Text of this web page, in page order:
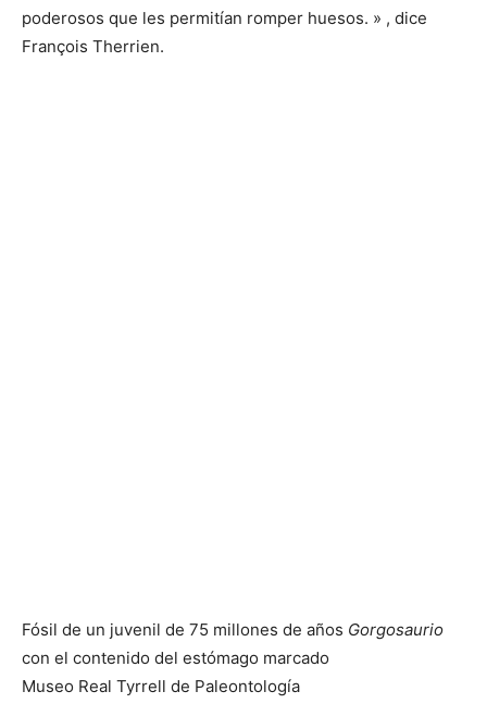
poderosos que les permitían romper huesos. » , dice
François Therrien.
Fósil de un juvenil de 75 millones de años Gorgosaurio
con el contenido del estómago marcado
Museo Real Tyrrell de Paleontología